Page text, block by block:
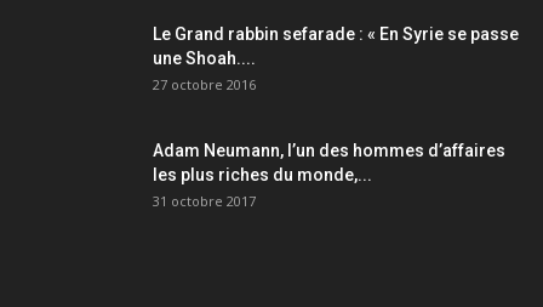
Le Grand rabbin sefarade : « En Syrie se passe
une Shoah....
27 octobre 2016
Adam Neumann, l’un des hommes d’affaires
les plus riches du monde,...
31 octobre 2017